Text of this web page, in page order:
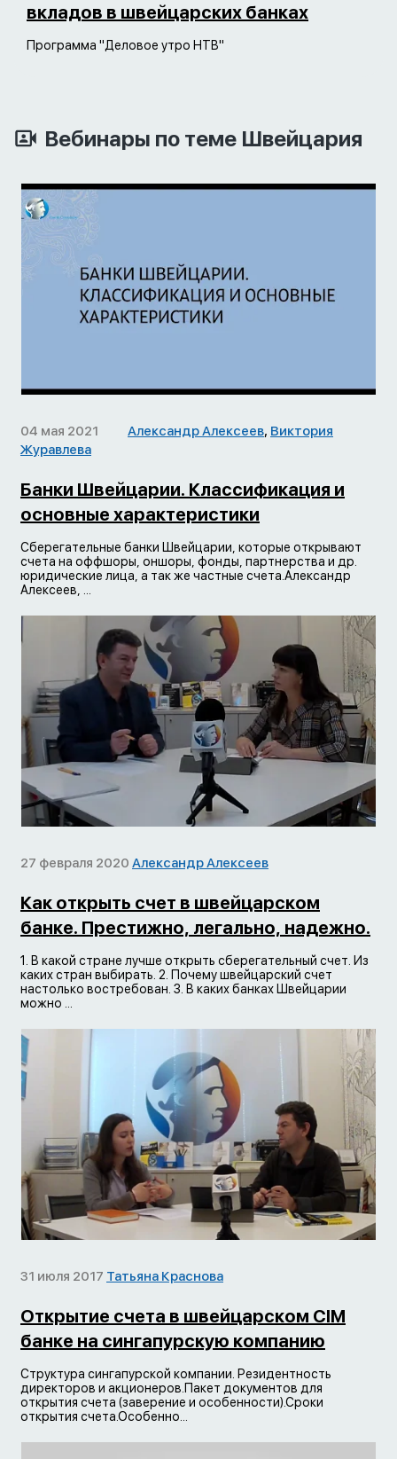
вкладов в швейцарских банках
Программа "Деловое утро НТВ"
Вебинары по теме Швейцария
04 мая 2021 Александр Алексеев, Виктория
Журавлева
Банки Швейцарии. Классификация и
основные характеристики
Сберегательные банки Швейцарии, которые открывают
счета на оффшоры, оншоры, фонды, партнерства и др.
юридические лица, а так же частные счета.Александр
Алексеев, ...
27 февраля 2020 Александр Алексеев
Как открыть счет в швейцарском
банке. Престижно, легально, надежно.
1. В какой стране лучше открыть сберегательный счет. Из
каких стран выбирать. 2. Почему швейцарский счет
настолько востребован. 3. В каких банках Швейцарии
можно ...
31 июля 2017 Татьяна Краснова
Открытие счета в швейцарском CIM
банке на сингапурскую компанию
Структура сингапурской компании. Резидентность
директоров и акционеров.Пакет документов для
открытия счета (заверение и особенности).Сроки
открытия счета.Особенно...